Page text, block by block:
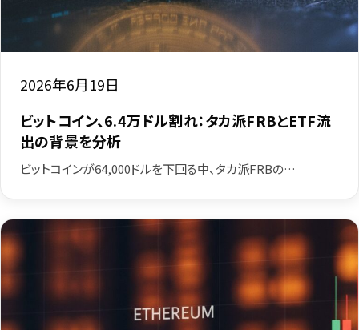
2026年6月19日
ビットコイン、6.4万ドル割れ：タカ派FRBとETF流
出の背景を分析
ビットコインが64,000ドルを下回る中、タカ派FRBの…